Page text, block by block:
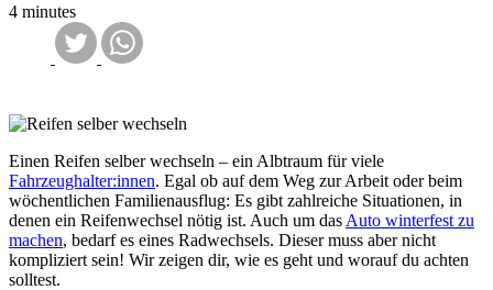
4 minutes
Einen Reifen selber wechseln – ein Albtraum für viele
Fahrzeughalter:innen. Egal ob auf dem Weg zur Arbeit oder beim
wöchentlichen Familienausflug: Es gibt zahlreiche Situationen, in
denen ein Reifenwechsel nötig ist. Auch um das Auto winterfest zu
machen, bedarf es eines Radwechsels. Dieser muss aber nicht
kompliziert sein! Wir zeigen dir, wie es geht und worauf du achten
solltest.